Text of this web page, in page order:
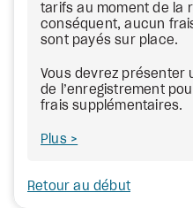
tarifs au moment de la
conséquent, aucun
sont payés sur place.
Vous devrez
de l’enregistrement
frais supplémentaires.
Plus
Retour au début